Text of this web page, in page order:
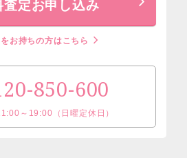
査定お申し込み
お持ちの方はこちら
850-600
～19:00（日曜定休日）